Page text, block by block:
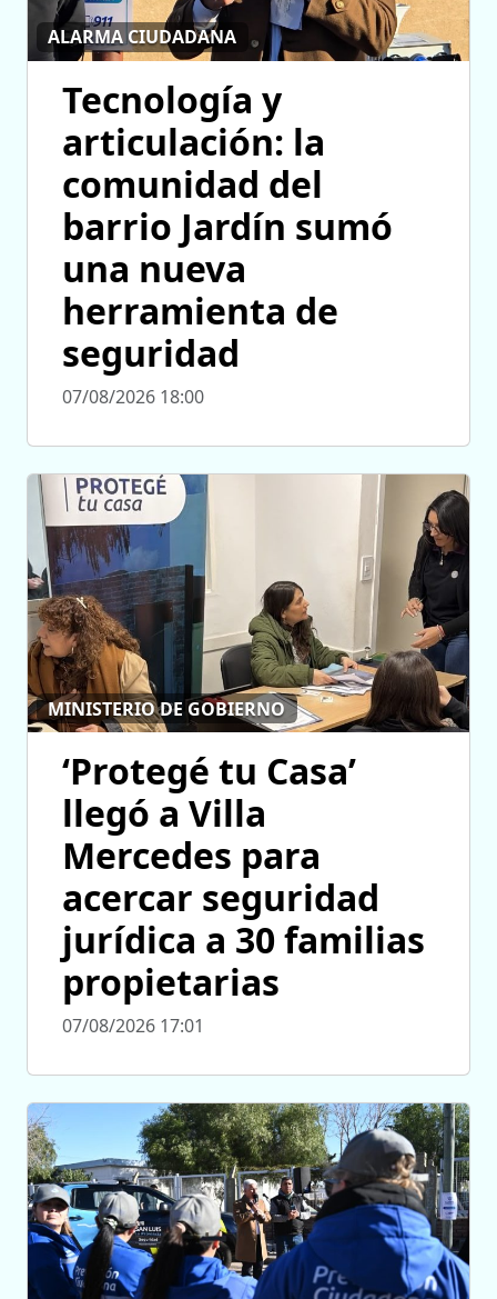
ALARMA CIUDADANA
Tecnología y
articulación: la
comunidad del
barrio Jardín sumó
una nueva
herramienta de
seguridad
07/08/2026 18:00
MINISTERIO DE GOBIERNO
‘Protegé tu Casa’
llegó a Villa
Mercedes para
acercar seguridad
jurídica a 30 familias
propietarias
07/08/2026 17:01